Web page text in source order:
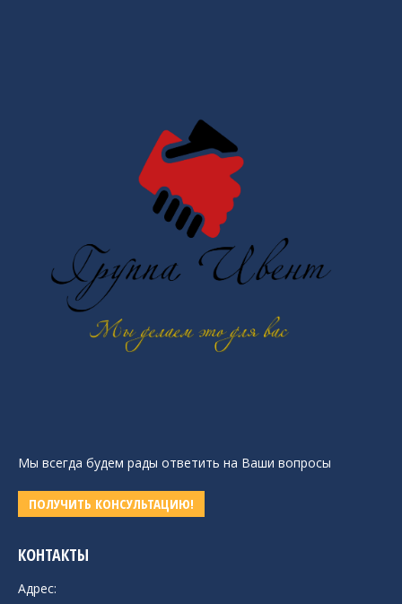
Мы всегда будем рады ответить на Ваши вопросы
ПОЛУЧИТЬ КОНСУЛЬТАЦИЮ!
КОНТАКТЫ
Адрес: